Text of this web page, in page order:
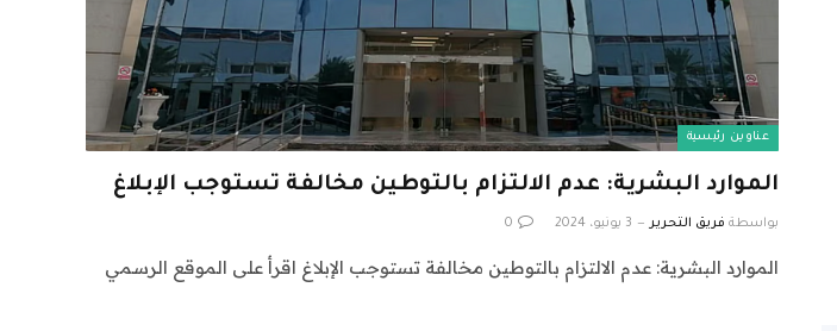
عناوين رئيسية
الموارد البشرية: عدم الالتزام بالتوطين مخالفة تستوجب الإبلاغ
بواسطة فريق التحرير 3 يونيو، 2024 0
الموارد البشرية: عدم الالتزام بالتوطين مخالفة تستوجب الإبلاغ اقرأ على الموقع الرسمي